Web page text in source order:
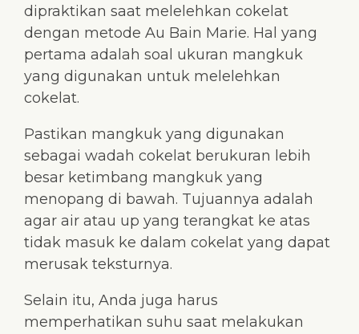
dipraktikan saat melelehkan cokelat
dengan metode Au Bain Marie. Hal yang
pertama adalah soal ukuran mangkuk
yang digunakan untuk melelehkan
cokelat.
Pastikan mangkuk yang digunakan
sebagai wadah cokelat berukuran lebih
besar ketimbang mangkuk yang
menopang di bawah. Tujuannya adalah
agar air atau up yang terangkat ke atas
tidak masuk ke dalam cokelat yang dapat
merusak teksturnya.
Selain itu, Anda juga harus
memperhatikan suhu saat melakukan